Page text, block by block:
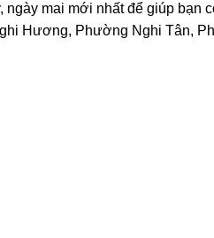
mai mới nhất để giúp
Hương, Phường Nghi Tân,